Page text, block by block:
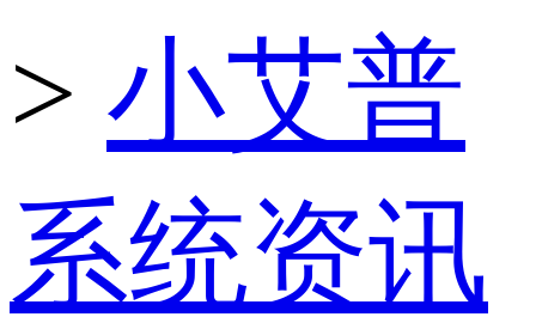
> 小艾普
系统资讯